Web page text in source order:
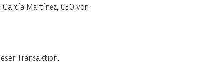
Martínez, CEO von
Transaktion.